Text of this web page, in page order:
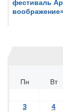
фестиваль
Пн
Вт
3
4